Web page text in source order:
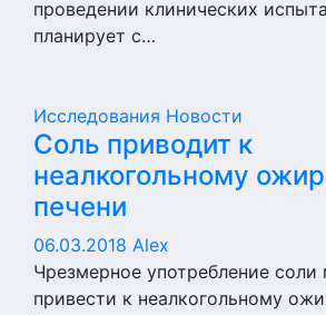
проведении клинических
планирует с…
Исследования Новости
Соль приводит к
неалкогольному
печени
06.03.2018 Alex
Чрезмерное употребление
привести к неалкогольному